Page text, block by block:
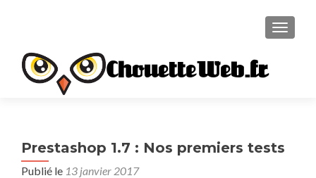
ChouetteWeb.fr
Prestashop 1.7 : Nos premiers tests
Publié le 13 janvier 2017